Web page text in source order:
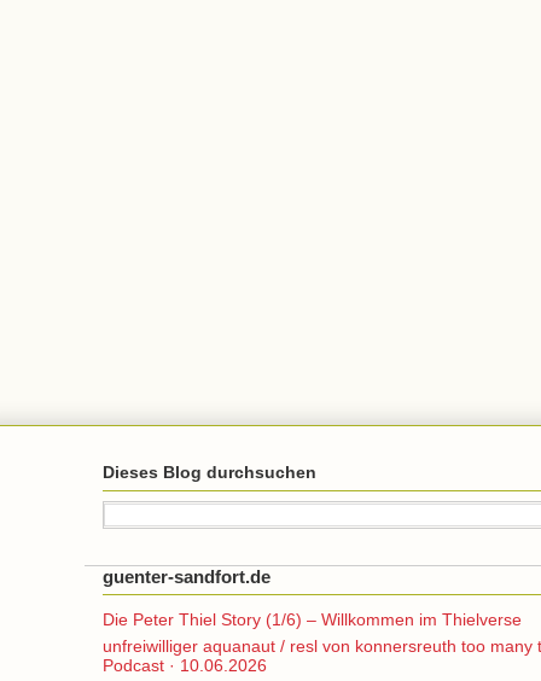
Dieses Blog durchsuchen
guenter-sandfort.de
Die Peter Thiel Story (1/6) – Willkommen im Thielverse
unfreiwilliger aquanaut / resl von konnersreuth too many
Podcast · 10.06.2026